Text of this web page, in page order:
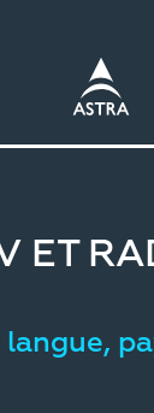
ET
langue,